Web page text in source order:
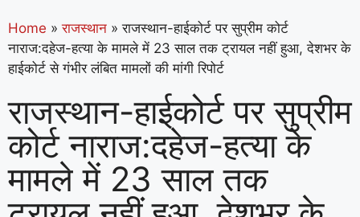
Home » राजस्थान » राजस्थान-हाईकोर्ट पर सुप्रीम कोर्ट
नाराज:दहेज-हत्या के मामले में 23 साल तक ट्रायल नहीं हुआ, देशभर के
हाईकोर्ट से गंभीर लंबित मामलों की मांगी रिपोर्ट
राजस्थान-हाईकोर्ट पर सुप्रीम
कोर्ट नाराज:दहेज-हत्या के
मामले में 23 साल तक